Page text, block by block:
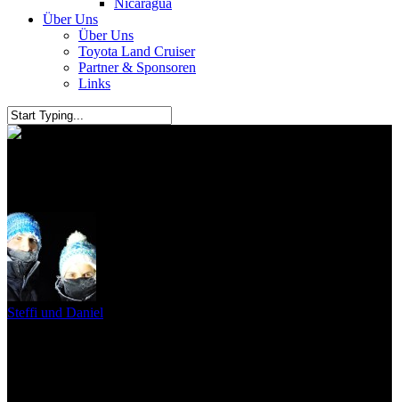
Nicaragua
Über Uns
Über Uns
Toyota Land Cruiser
Partner & Sponsoren
Links
Steffi und Daniel